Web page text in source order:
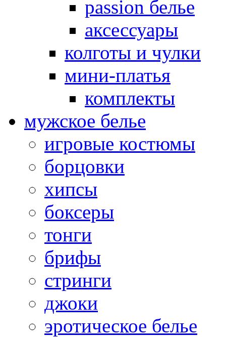
passion белье
аксессуары
колготы и чулки
мини-платья
комплекты
мужское белье
игровые костюмы
борцовки
хипсы
боксеры
тонги
брифы
стринги
джоки
эротическое белье